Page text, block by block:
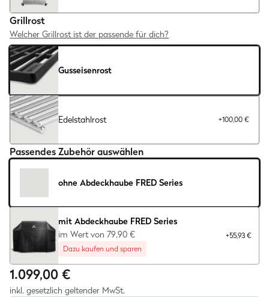
Grillrost
Welcher Grillrost ist der passende für dich?
Gusseisenrost
Edelstahlrost +100,00 €
Passendes Zubehör auswählen
ohne Abdeckhaube FRED Series
mit Abdeckhaube FRED Series
im Wert von 79,90 €
Dazu kaufen und sparen
+55,93 €
1.099,00 €
inkl. gesetzlich geltender MwSt.